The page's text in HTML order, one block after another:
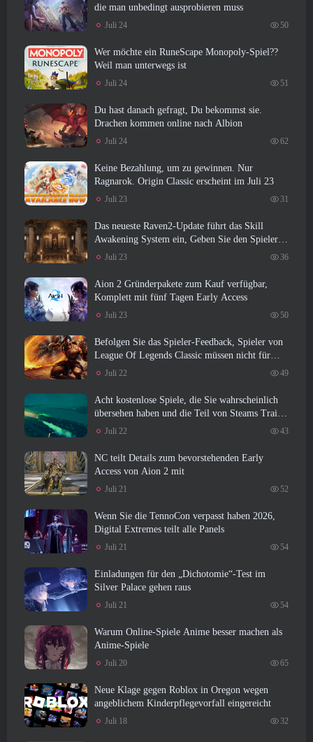
die man unbedingt ausprobieren muss
Juli 24 50
Wer möchte ein RuneScape Monopoly-Spiel??
Weil man unterwegs ist
Juli 24 51
Du hast danach gefragt, Du bekommst sie.
Drachen kommen online nach Albion
Juli 24 62
Keine Bezahlung, um zu gewinnen. Nur
Ragnarok. Origin Classic erscheint im Juli 23
Juli 23 31
Das neueste Raven2-Update führt das Skill
Awakening System ein, Geben Sie den Spielern
mehr Möglichkeiten, ihre Fähigkeiten zu
Juli 23 36
Aion 2 Gründerpakete zum Kauf verfügbar,
Komplett mit fünf Tagen Early Access
Juli 23 50
Befolgen Sie das Spieler-Feedback, Spieler von
League Of Legends Classic müssen nicht für
klassische Skins bezahlen
Juli 22 49
Acht kostenlose Spiele, die Sie wahrscheinlich
übersehen haben und die Teil von Steams Train
Fest sind
Juli 22 43
NC teilt Details zum bevorstehenden Early
Access von Aion 2 mit
Juli 21 52
Wenn Sie die TennoCon verpasst haben 2026,
Digital Extremes teilt alle Panels
Juli 21 54
Einladungen für den „Dichotomie“-Test im
Silver Palace gehen raus
Juli 21 54
Warum Online-Spiele Anime besser machen als
Anime-Spiele
Juli 20 65
Neue Klage gegen Roblox in Oregon wegen
angeblichem Kinderpflegevorfall eingereicht
Juli 18 32